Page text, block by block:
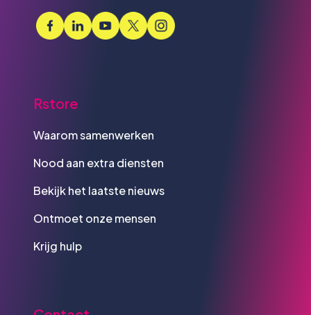
Rstore
Waarom samenwerken
Nood aan extra diensten
Bekijk het laatste nieuws
Ontmoet onze mensen
Krijg hulp